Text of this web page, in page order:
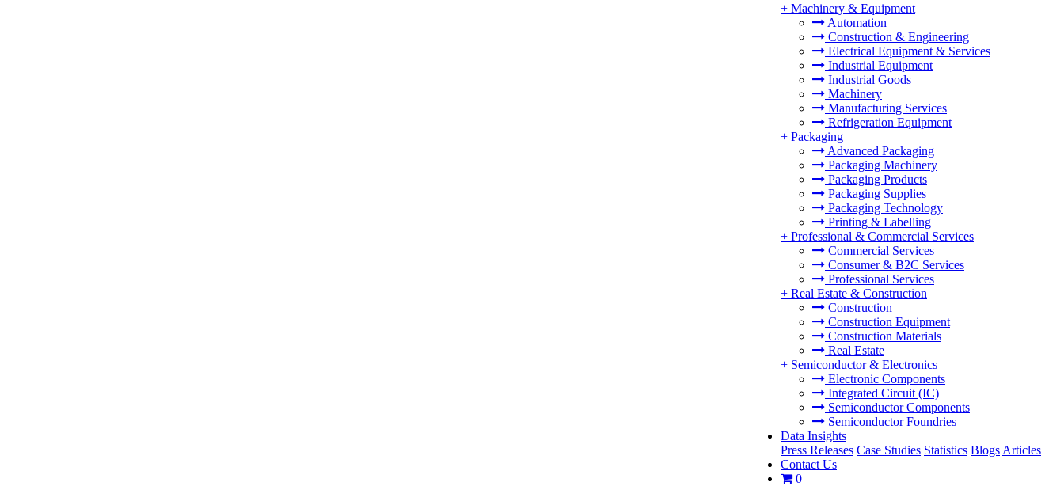
+ Machinery & Equipment
Automation
Construction & Engineering
Electrical Equipment & Services
Industrial Equipment
Industrial Goods
Machinery
Manufacturing Services
Refrigeration Equipment
+ Packaging
Advanced Packaging
Packaging Machinery
Packaging Products
Packaging Supplies
Packaging Technology
Printing & Labelling
+ Professional & Commercial Services
Commercial Services
Consumer & B2C Services
Professional Services
+ Real Estate & Construction
Construction
Construction Equipment
Construction Materials
Real Estate
+ Semiconductor & Electronics
Electronic Components
Integrated Circuit (IC)
Semiconductor Components
Semiconductor Foundries
Data Insights
Press Releases Case Studies Statistics Blogs Articles
Contact Us
0